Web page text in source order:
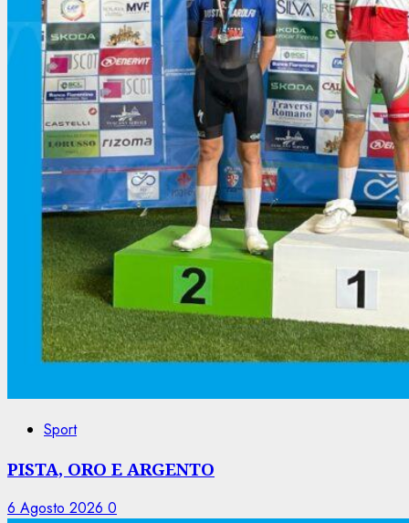
Sport
PISTA, ORO E ARGENTO
6 Agosto 2026 0